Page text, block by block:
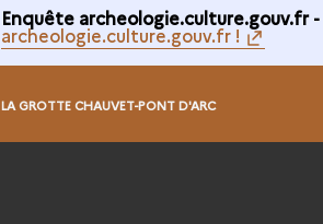
Enquête archeologie.culture.gouv.fr -
archeologie.culture.gouv.fr !
LA GROTTE CHAUVET-PONT D'ARC